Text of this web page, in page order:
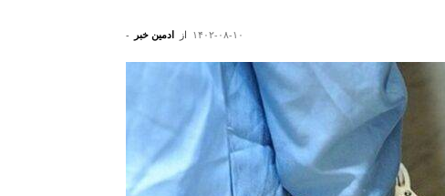
از ادمین خبر - ۱۴۰۲-۰۸-۱۰